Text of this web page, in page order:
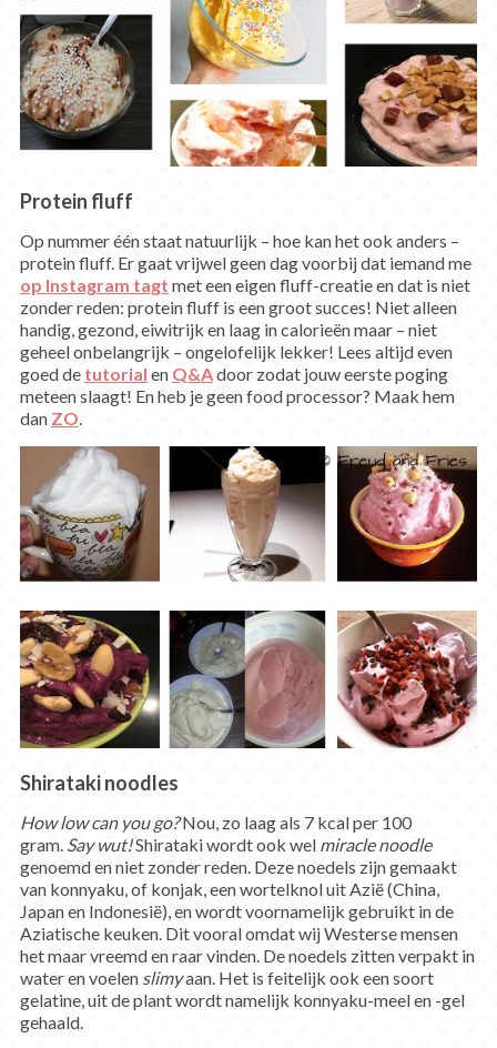
Protein fluff
Op nummer één staat natuurlijk – hoe kan het ook anders –
protein fluff. Er gaat vrijwel geen dag voorbij dat iemand me
op Instagram tagt met een eigen fluff-creatie en dat is niet
zonder reden: protein fluff is een groot succes! Niet alleen
handig, gezond, eiwitrijk en laag in calorieën maar – niet
geheel onbelangrijk – ongelofelijk lekker! Lees altijd even
goed de tutorial en Q&Adoor zodat jouw eerste poging
meteen slaagt! En heb je geen food processor? Maak hem
dan ZO
Shirataki noodles
How low can you go?Nou, zo laag als 7 kcal per 100
gram. Say wut!Shirataki wordt ook wel miracle noodle
genoemd en niet zonder reden. Deze noedels zijn gemaakt
van konnyaku, of konjak, een wortelknol uit Azië (China,
Japan en Indonesië), en wordt voornamelijk gebruikt in de
Aziatische keuken. Dit vooral omdat wij Westerse mensen
het maar vreemd en raar vinden. De noedels zitten verpakt in
water en voelen slimyaan. Het is feitelijk ook een soort
gelatine, uit de plant wordt namelijk konnyaku-meel en -gel
gehaald.